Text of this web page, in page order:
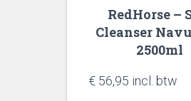
RedHorse –
Cleanser
2500ml
€ 56,95 incl. btw